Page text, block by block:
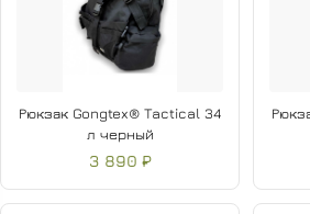
Рюкзак Gongtex® Tactical 34
л черный
3 890 ₽